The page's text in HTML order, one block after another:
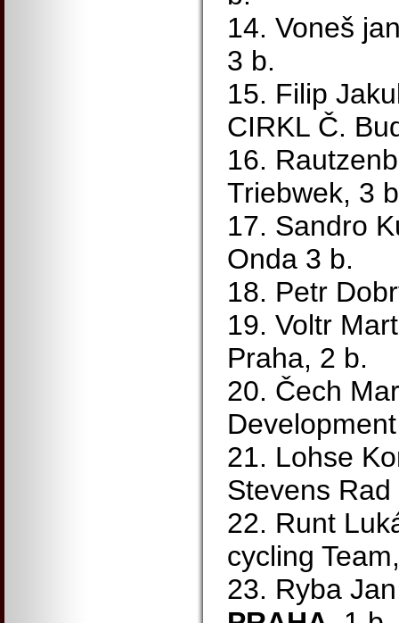
14. Voneš
3 b.
15. Filip
CIRKL Č.
16.
Triebwek, 3
17. Sandro
Onda 3 b.
18. Petr
19. Voltr
Praha, 2 b.
20. Čech
21. Lohse
Stevens
22. Runt
cycling
23. Ryba